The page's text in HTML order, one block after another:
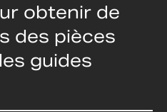
obtenir de
des pièces
guides